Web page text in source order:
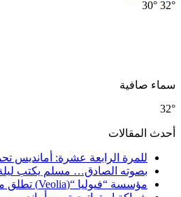
32°
30°
سماء صافية
32°
أحدث المقالات
للمرة الرابعة عشرة: أمانديس
بصوته الصادق… مسلم يكتب ليلة
مؤسسة “فيوليا “(Veolia) تطلق مركزاً بالرباط لدعم التدخلات الإنسانية في إفريقيا والشرق الأدنى والشرق الأوسط